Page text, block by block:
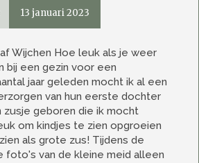
13 januari 2023
Wijchen Hoe leuk als je weer
bij een gezin voor een
jaar geleden mocht ik al een
van hun eerste dochter
zusje geboren die ik mocht
om kindjes te zien opgroeien
als grote zus! Tijdens de
foto's van de kleine meid alleen